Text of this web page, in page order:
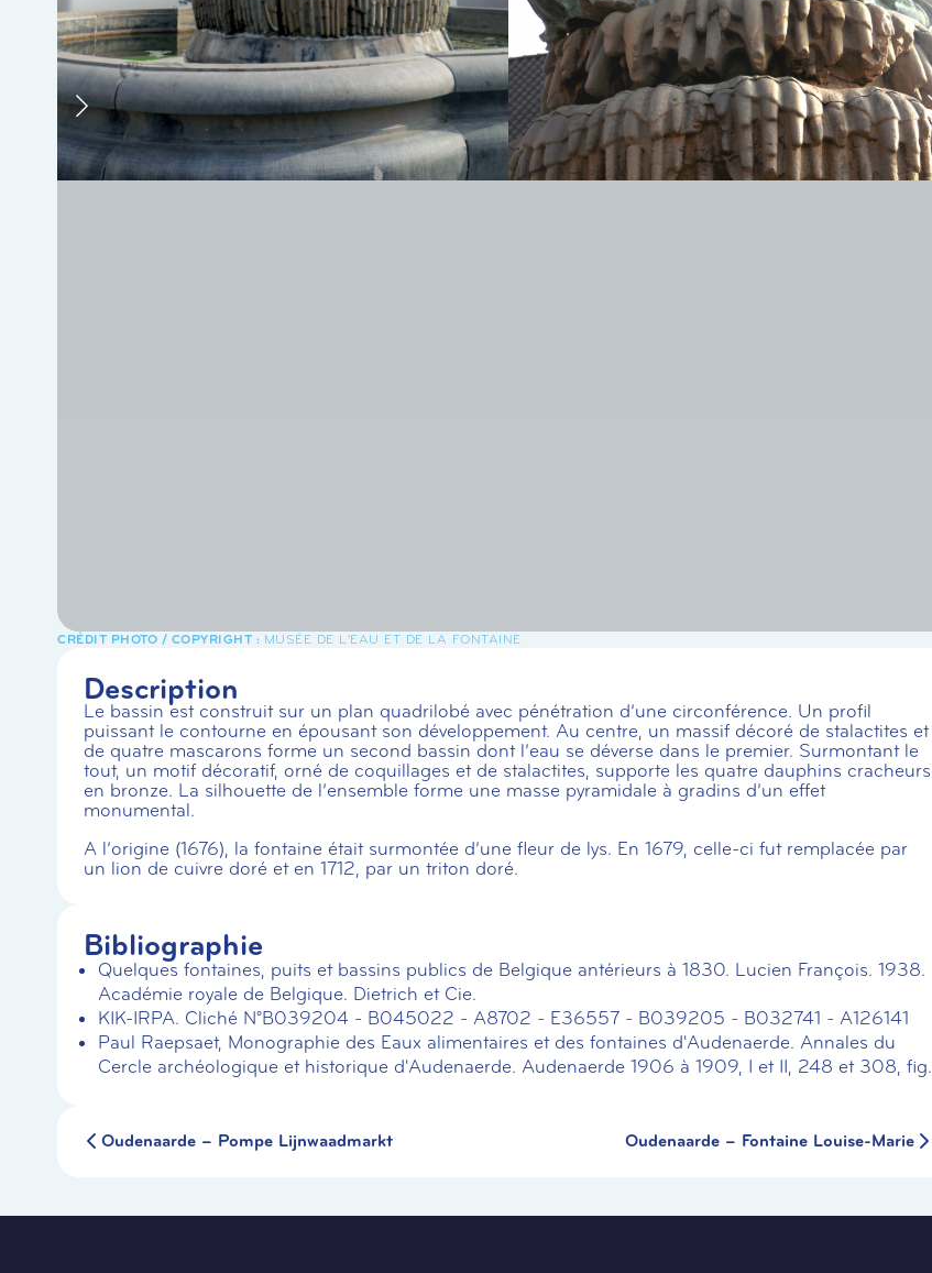
MUSÉE DE L'EAU ET DE LA FONTAINE
Description
Le bassin est construit sur un plan quadrilobé avec pénétration d’une circonférence. Un profil
puissant le contourne en épousant son développement. Au centre, un massif décoré de stalactites et
de quatre mascarons forme un second bassin dont l’eau se déverse dans le premier. Surmontant le
tout, un motif décoratif, orné de coquillages et de stalactites, supporte les quatre dauphins cracheurs
en bronze. La silhouette de l’ensemble forme une masse pyramidale à gradins d’un effet
monumental.
A l’origine (1676), la fontaine était surmontée d’une fleur de lys. En 1679, celle-ci fut remplacée par
un lion de cuivre doré et en 1712, par un triton doré.
Bibliographie
Quelques fontaines, puits et bassins publics de Belgique antérieurs à 1830. Lucien François. 1938.
Académie royale de Belgique. Dietrich et Cie.
KIK-IRPA. Cliché N°B039204 - B045022 - A8702 - E36557 - B039205 - B032741 - A126141
Paul Raepsaet, Monographie des Eaux alimentaires et des fontaines d'Audenaerde. Annales du
Cercle archéologique et historique d'Audenaerde. Audenaerde 1906 à 1909, I et II, 248 et 308, fig.
Oudenaarde – Pompe Lijnwaadmarkt Oudenaarde – Fontaine Louise-Marie